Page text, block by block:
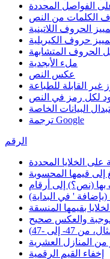
الفواصل المحددة
الكلمات من النص
الحروف اللاتينية
حروف الكيريلية
الحروف المتشابهة
ملء الأبجدية
عكس النص
غير القابلة للطباعة
لكل رمز في النص
البيانات الخاصة
ترجمة Google
الرقم
الخلايا المحددة
إلى قيمها المحسوبة
بها (نص؟) إلى أرقام
' في البداية)
بقيمها المنسقة
موجبة والعكس صحيح
إلى -47)
من المنازل العشرية
إخفاء القيم الرقمية